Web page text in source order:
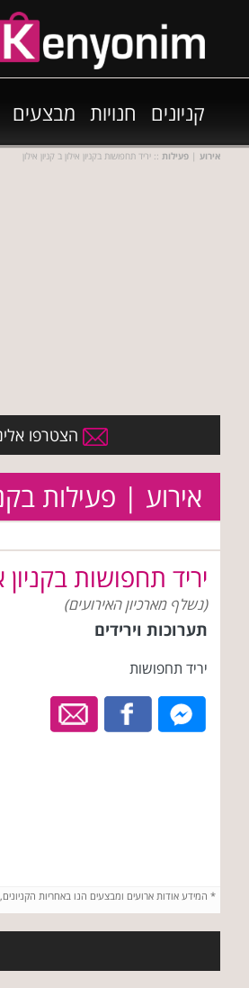
קניונים חנויות מבצעים
אירוע | פעילות :: יריד תחפושות בקניון אילון ב קניון אילון
הצטרפו
אירוע | פעילות
יריד תחפושות בקניון
(נשלף מארכיון האירועים)
תערוכות וירידים
יריד תחפושות
* המידע אודות ארועים ומבצעים הנו באחריות